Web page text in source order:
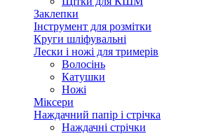
Заклепки
Інструмент для розмітки
Круги шліфувальні
Лески і ножі для тримерів
Волосінь
Катушки
Ножі
Міксери
Наждачний папір і стрічка
Наждачні стрічки